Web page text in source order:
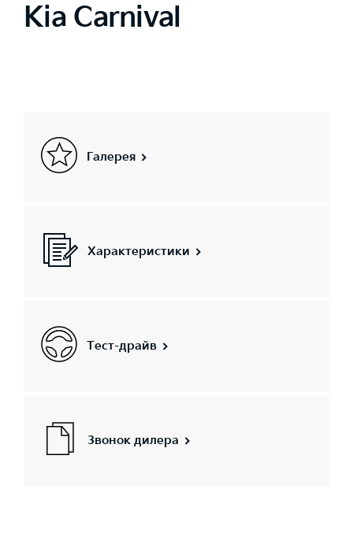
Kia Carnival
Галерея
Характеристики
Тест-драйв
Звонок дилера